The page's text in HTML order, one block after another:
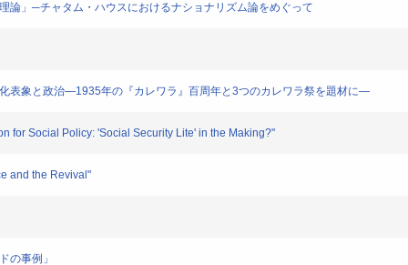
論」─チャタム・ハウスにおけるナショナリズム論をめぐって
表象と政治―1935年の『カレワラ』百周年と3つのカレワラ祭を題材に―
for Social Policy: 'Social Security Lite' in the Making?"
and the Revival"
の事例」